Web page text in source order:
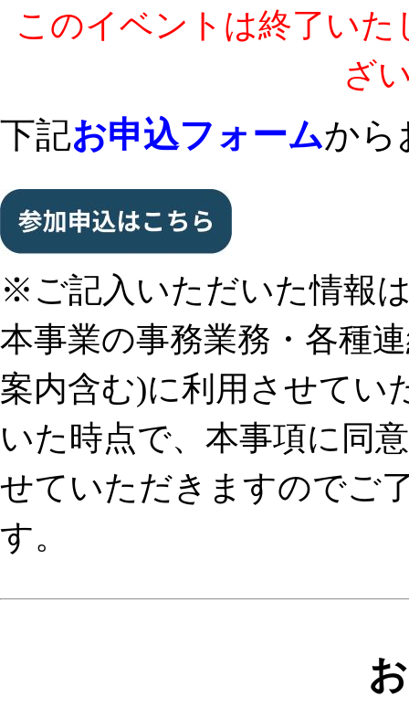
このイベントは終了い
ざ
下記お申込フォームから
※ご記入いただいた情報
本事業の事務業務・各種
案内含む)に利用させてい
いた時点で、本事項に同
せていただきますのでご
す。